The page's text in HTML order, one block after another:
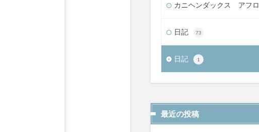
カニヘンダックス アフロ
日記 73
日記 1
最近の投稿